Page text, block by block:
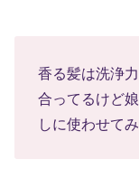
香る髪は洗浄
合ってるけど
しに使わせてみ